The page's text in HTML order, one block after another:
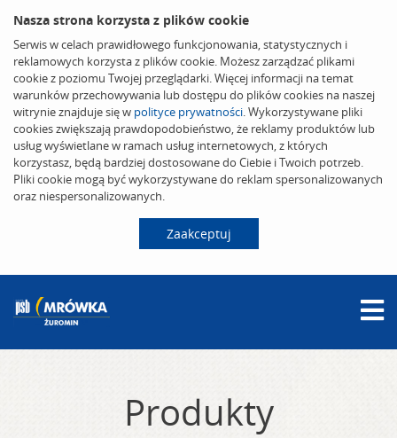
Nasza strona korzysta z plików cookie
Serwis w celach prawidłowego funkcjonowania, statystycznych i
reklamowych korzysta z plików cookie. Możesz zarządzać plikami
cookie z poziomu Twojej przeglądarki. Więcej informacji na temat
warunków przechowywania lub dostępu do plików cookies na naszej
witrynie znajduje się w polityce prywatności. Wykorzystywane pliki
cookies zwiększają prawdopodobieństwo, że reklamy produktów lub
usług wyświetlane w ramach usług internetowych, z których
korzystasz, będą bardziej dostosowane do Ciebie i Twoich potrzeb.
Pliki cookie mogą być wykorzystywane do reklam spersonalizowanych
oraz niespersonalizowanych.
Zaakceptuj
Produkty